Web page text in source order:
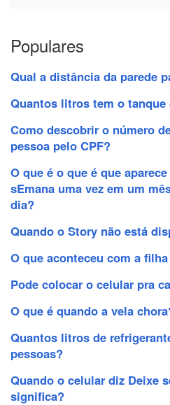
Populares
Qual a distância da parede
Quantos litros tem o tanque
Como descobrir o número
pessoa pelo CPF?
O que é o que é que
sEmana uma vez em um
dia?
Quando o Story não está
O que aconteceu com a
Pode colocar o celular pra
O que é quando a vela
Quantos litros de
pessoas?
Quando o celular diz Deixe
significa?